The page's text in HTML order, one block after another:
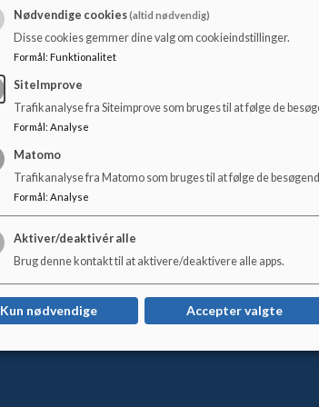
Møllebakkeskolens SFO er en del af
folkeskolens vejledning om SFO.
børn at være. Det skal være et sted,
børnene bliver mødt af nærværende
spændende aktiviteter.
Nødvendige cookies(altid nødvendig)
Disse cookies gemmer dine valg om cookieindstillinger.
Formål : Funktionalitet
SiteImprove
Trafikanalyse fra Siteimprove som bruges til at følge de
Formål : Analyse
Matomo
Trafikanalyse fra Matomo som bruges til at følge de
Formål: Analyse
Aktiver/deaktivér alle
Brug denne kontakt til at aktivere/deaktivere alle apps.
Kun nødvendige Accepter valgte